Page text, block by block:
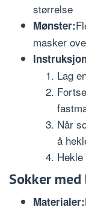
størrelse
Mønster:
masker
Lag
Når
å
Sokker
Materialer: